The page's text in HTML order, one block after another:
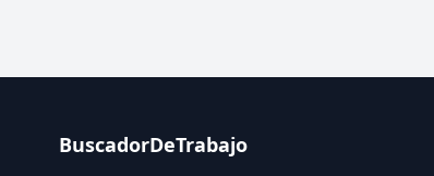
BuscadorDeTrabajo